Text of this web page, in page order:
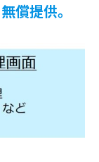
償提供。